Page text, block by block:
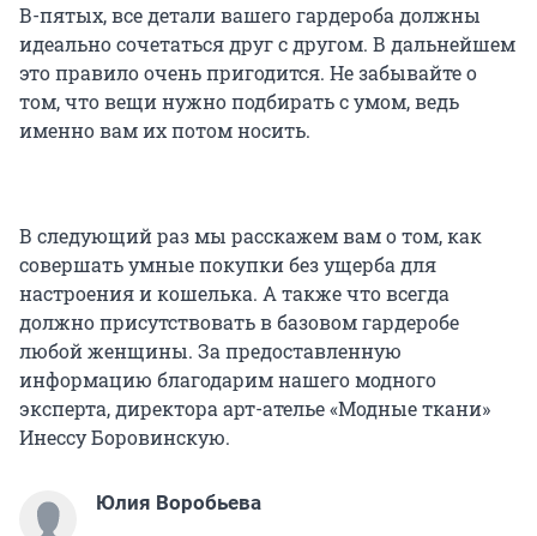
В-пятых, все детали вашего гардероба должны
идеально сочетаться друг с другом. В дальнейшем
это правило очень пригодится. Не забывайте о
том, что вещи нужно подбирать с умом, ведь
именно вам их потом носить.
В следующий раз мы расскажем вам о том, как
совершать умные покупки без ущерба для
настроения и кошелька. А также что всегда
должно присутствовать в базовом гардеробе
любой женщины. За предоставленную
информацию благодарим нашего модного
эксперта, директора арт-ателье «Модные ткани»
Инессу Боровинскую.
Юлия Воробьева